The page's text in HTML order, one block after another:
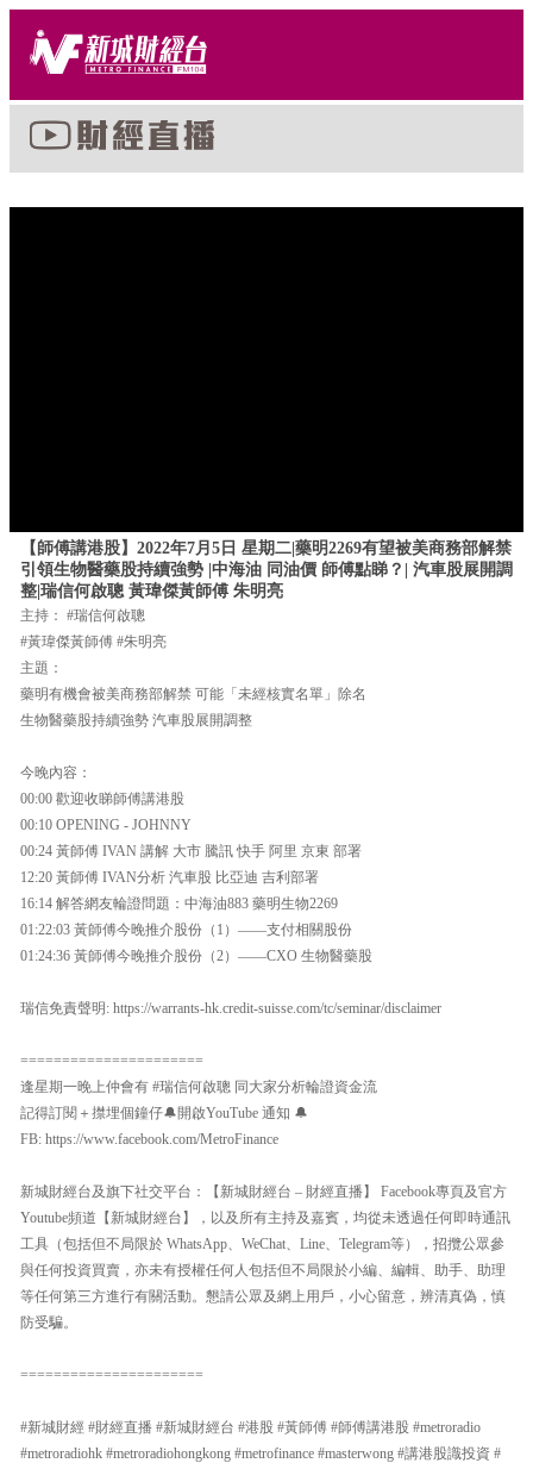
【師傅講港股】2022年7月5日 星期二|藥明2269有望被美商務部解禁
引領生物醫藥股持續強勢 |中海油 同油價 師傅點睇？| 汽車股展開調
整|瑞信何啟聰 黃瑋傑黃師傅 朱明亮
主持： #瑞信何啟聰
#黃瑋傑黃師傅 #朱明亮
主題：
藥明有機會被美商務部解禁 可能「未經核實名單」除名
生物醫藥股持續強勢 汽車股展開調整
今晚內容：
00:00 歡迎收睇師傅講港股
00:10 OPENING - JOHNNY
00:24 黃師傅 IVAN 講解 大市 騰訊 快手 阿里 京東 部署
12:20 黃師傅 IVAN分析 汽車股 比亞迪 吉利部署
16:14 解答網友輪證問題：中海油883 藥明生物2269
01:22:03 黃師傅今晚推介股份（1）——支付相關股份
01:24:36 黃師傅今晚推介股份（2）——CXO 生物醫藥股
瑞信免責聲明: https://warrants-hk.credit-suisse.com/tc/seminar/disclaimer
======================
逢星期一晚上仲會有 #瑞信何啟聰 同大家分析輪證資金流
記得訂閱＋㩒埋個鐘仔🔔開啟YouTube 通知 🔔
FB: https://www.facebook.com/MetroFinance
新城財經台及旗下社交平台：【新城財經台 – 財經直播】 Facebook專頁及官方
Youtube頻道【新城財經台】，以及所有主持及嘉賓，均從未透過任何即時通訊
工具（包括但不局限於 WhatsApp、WeChat、Line、Telegram等），招攬公眾參
與任何投資買賣，亦未有授權任何人包括但不局限於小編、編輯、助手、助理
等任何第三方進行有關活動。懇請公眾及網上用戶，小心留意，辨清真偽，慎
防受騙。
======================
#新城財經 #財經直播 #新城財經台 #港股 #黃師傅 #師傅講港股 #metroradio
#metroradiohk #metroradiohongkong #metrofinance #masterwong #講港股識投資 #